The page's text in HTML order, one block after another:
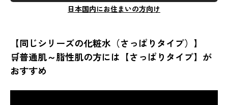
日本国内にお住まいの方向け
【同じシリーズの化粧水（さっぱりタイプ）】
🛒普通肌～脂性肌の方には【さっぱりタイプ】が
おすすめ